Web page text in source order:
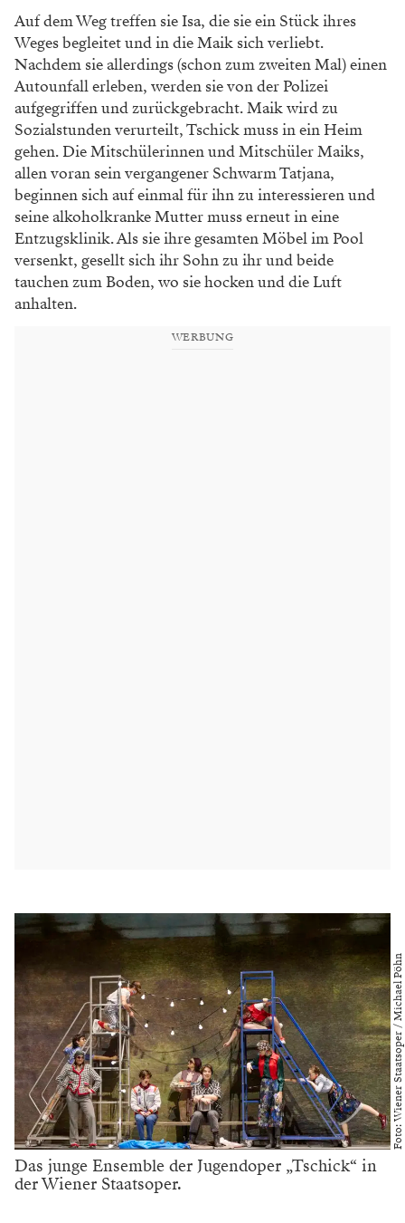
Auf dem Weg treffen sie Isa, die sie ein Stück ihres
Weges begleitet und in die Maik sich verliebt.
Nachdem sie allerdings (schon zum zweiten Mal) einen
Autounfall erleben, werden sie von der Polizei
aufgegriffen und zurückgebracht. Maik wird zu
Sozialstunden verurteilt, Tschick muss in ein Heim
gehen. Die Mitschülerinnen und Mitschüler Maiks,
allen voran sein vergangener Schwarm Tatjana,
beginnen sich auf einmal für ihn zu interessieren und
seine alkoholkranke Mutter muss erneut in eine
Entzugsklinik. Als sie ihre gesamten Möbel im Pool
versenkt, gesellt sich ihr Sohn zu ihr und beide
tauchen zum Boden, wo sie hocken und die Luft
anhalten.
WERBUNG
Foto: Wiener Staatsoper / Michael Pöhn
Das junge Ensemble der Jugendoper „Tschick“ in
der Wiener Staatsoper.